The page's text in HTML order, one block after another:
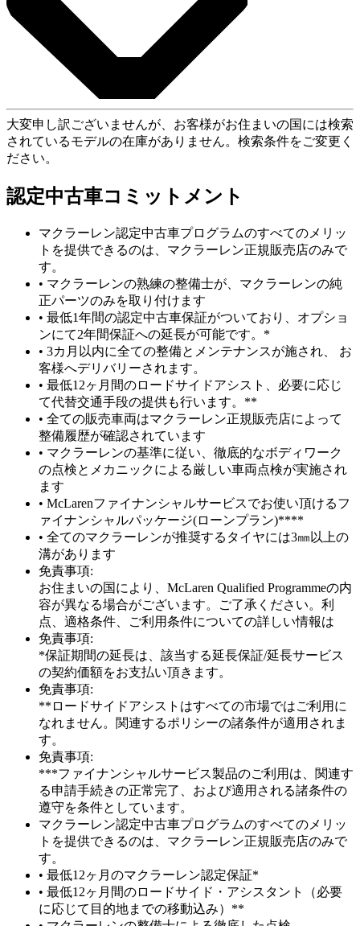
大変申し訳ございませんが、お客様がお住まいの国には検索
されているモデルの在庫がありません。検索条件をご変更く
ださい。
認定中古車コミットメント
マクラーレン認定中古車プログラムのすべてのメリッ
トを提供できるのは、マクラーレン正規販売店のみで
す。
• マクラーレンの熟練の整備士が、マクラーレンの純
正パーツのみを取り付けます
• 最低1年間の認定中古車保証がついており、オプショ
ンにて2年間保証への延長が可能です。*
• 3カ月以内に全ての整備とメンテナンスが施され、 お
客様へデリバリーされます。
• 最低12ヶ月間のロードサイドアシスト、必要に応じ
て代替交通手段の提供も行います。**
• 全ての販売車両はマクラーレン正規販売店によって
整備履歴が確認されています
• マクラーレンの基準に従い、徹底的なボディワーク
の点検とメカニックによる厳しい車両点検が実施され
ます
• McLarenファイナンシャルサービスでお使い頂けるフ
ァイナンシャルパッケージ(ローンプラン)****
• 全てのマクラーレンが推奨するタイヤには3㎜以上の
溝があります
免責事項:
お住まいの国により、McLaren Qualified Programmeの内
容が異なる場合がございます。ご了承ください。利
点、適格条件、ご利用条件についての詳しい情報は
免責事項:
*保証期間の延長は、該当する延長保証/延長サービス
の契約価額をお支払い頂きます。
免責事項:
**ロードサイドアシストはすべての市場ではご利用に
なれません。関連するポリシーの諸条件が適用されま
す。
免責事項:
***ファイナンシャルサービス製品のご利用は、関連す
る申請手続きの正常完了、および適用される諸条件の
遵守を条件としています。
マクラーレン認定中古車プログラムのすべてのメリッ
トを提供できるのは、マクラーレン正規販売店のみで
す。
• 最低12ヶ月のマクラーレン認定保証*
• 最低12ヶ月間のロードサイド・アシスタント（必要
に応じて目的地までの移動込み）**